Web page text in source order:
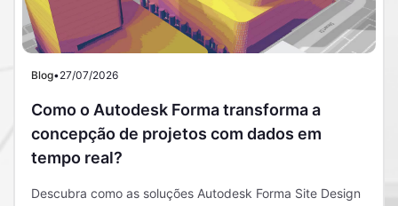
Blog•27/07/2026
Como o Autodesk Forma transforma a
concepção de projetos com dados em
tempo real?
Descubra como as soluções Autodesk Forma Site Design